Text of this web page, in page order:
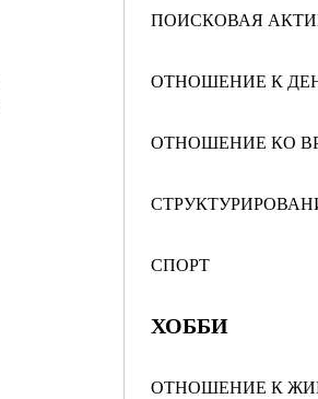
ПОИСКОВАЯ
ОТНОШЕНИЕ К
ОТНОШЕНИЕ КО
СПОРТ
ХОББИ
ОТНОШЕНИЕ К